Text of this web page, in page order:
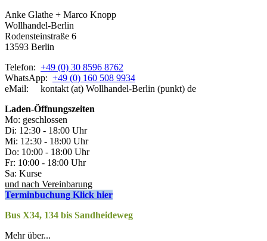
Anke Glathe + Marco Knopp
Wollhandel-Berlin
Rodensteinstraße 6
13593 Berlin
Telefon: +49 (0) 30 8596 8762
WhatsApp: +49 (0) 160 508 9934
eMail: kontakt (at) Wollhandel-Berlin (punkt) de
Laden-Öffnungszeiten
Mo: geschlossen
Di: 12:30 - 18:00 Uhr
Mi: 12:30 - 18:00 Uhr
Do: 10:00 - 18:00 Uhr
Fr: 10:00 - 18:00 Uhr
Sa: Kurse
und nach Vereinbarung
Terminbuchung Klick hier
Bus X34, 134 bis Sandheideweg
Mehr über...